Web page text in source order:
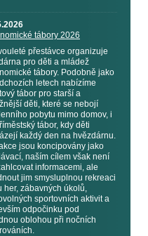
tábory 2026
přestávce organizuje
pro děti a mládež
tábory. Podobně jako
letech nabízíme
tábor pro starší a
děti, které se nebojí
pobytu mimo domov, i
tábor, kdy děti
každý den na hvězdárnu.
jsou koncipovány jako
naším cílem však není
informacemi, ale
jim smysluplnou rekreaci
her, zábavných úkolů,
sportovních aktivit a
odpočinku pod
oblohou při nočních